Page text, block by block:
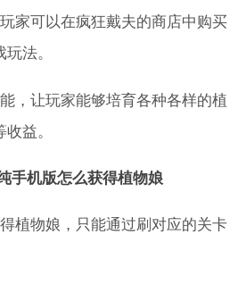
家可以在疯狂戴夫的商店中购买
法。
，让玩家能够培育各种各样的植
益。
手机版怎么获得植物娘
植物娘，只能通过刷对应的关卡